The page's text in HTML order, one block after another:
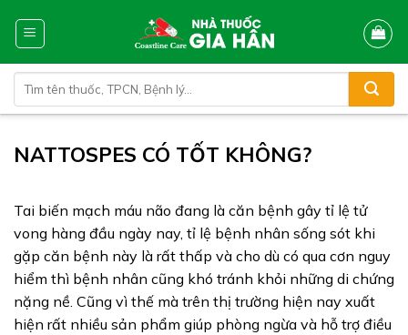
kiếm:
NATTOSPES CÓ TỐT KHÔNG?
Tai biến mạch máu não đang là căn bệnh gây tỉ lệ tử
vong hàng đầu ngày nay, tỉ lệ bệnh nhân sống sót khi
gặp căn bệnh này là rất thấp và cho dù có qua cơn nguy
hiểm thì bệnh nhân cũng khó tránh khỏi những di chứng
nặng nề. Cũng vì thế mà trên thị trường hiện nay xuất
hiện rất nhiều sản phẩm giúp phòng ngừa và hỗ trợ điều